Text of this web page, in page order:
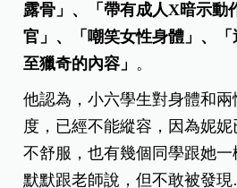
露骨」、「帶有成人X暗示動
官」、「嘲笑女性身體」、
至獵奇的內容」 。
他認為，小六學生對身體和
度，已經不能縱容，因為妮
不舒服，也有幾個同學跟她
默默跟老師說，但不敢被發現